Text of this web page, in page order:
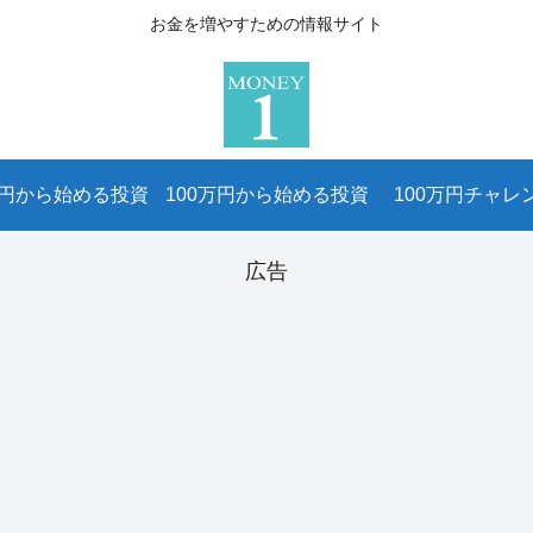
お金を増やすための情報サイト
から始める投資 100万円から始める投資 100万円チャレ
広告